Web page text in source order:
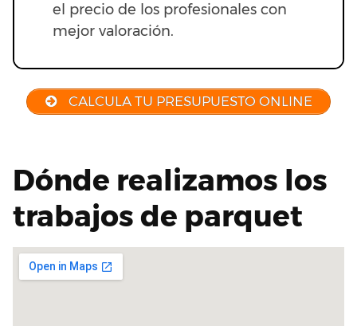
el precio de los profesionales con
mejor valoración.
CALCULA TU PRESUPUESTO ONLINE
Dónde realizamos los
trabajos de parquet